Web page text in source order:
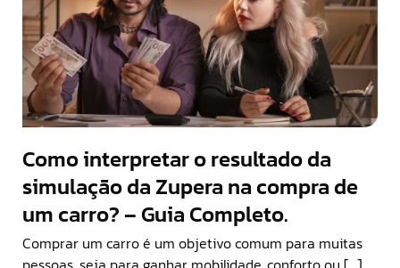
Como interpretar o resultado da
simulação da Zupera na compra de
um carro? – Guia Completo.
Comprar um carro é um objetivo comum para muitas